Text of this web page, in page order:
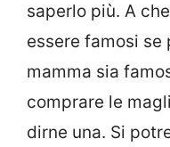
saperlo più. A
essere famosi
mamma sia
comprare le
dirne una. Si